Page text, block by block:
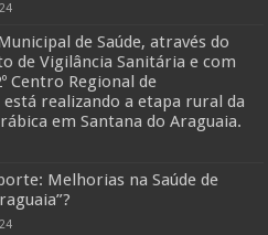
de Saúde, através do
de Vigilância Sanitária e com
Centro Regional de
está realizando a etapa rural da
em Santana do Araguaia.
Melhorias na Saúde de